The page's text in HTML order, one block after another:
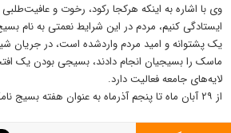
وی با اشاره به اینکه هرکجا رکود، رخوت و
ایستادگی کنیم، مردم در این شرایط نعمتی به نام
یک پشتوانه و امید مردم واردشده است، در جریان
ماسک را بسیجیان انجام دادند، بسیجی بودن یک
لایه‌های جامعه فعالیت دارد.
از ۲۹ آبان ماه تا پنجم آذرماه به عنوان هفته بسیج نامگذاری شده است.